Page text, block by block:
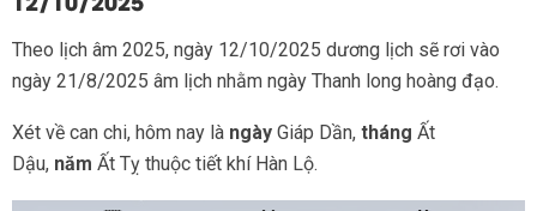
Theo lịch âm 2025, ngày 12/10/2025 dương lịch sẽ rơi vào
ngày 21/8/2025 âm lịch nhằm ngày Thanh long hoàng đạo.
Xét về can chi, hôm nay là ngày Giáp Dần, tháng Ất
Dậu, năm Ất Tỵ thuộc tiết khí Hàn Lộ.